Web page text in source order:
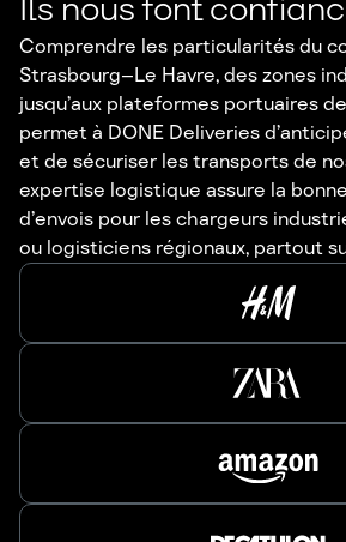
Comprendre les particularités du
Strasbourg–Le Havre, des zones
jusqu’aux plateformes portuaires
permet à DONE Deliveries
et de sécuriser les transports de
expertise logistique assure la
d’envois pour les chargeurs
ou logisticiens régionaux, partout